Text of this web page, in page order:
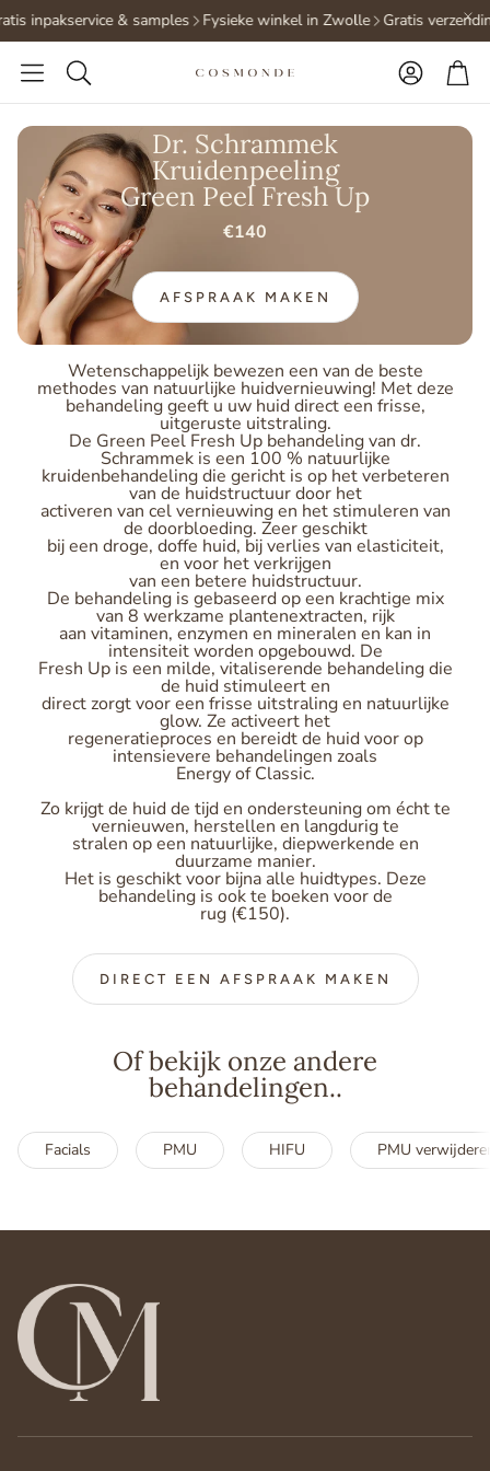
inpakservice & samples Fysieke winkel in Zwolle Gratis
Zoeken
Dr. Schrammek
Kruidenpeeling
Green Peel Fresh Up
€140
AFSPRAAK MAKEN
Wetenschappelijk bewezen een van de beste
methodes van natuurlijke huidvernieuwing! Met deze
behandeling geeft u uw huid direct een frisse,
uitgeruste uitstraling.
De Green Peel Fresh Up behandeling van dr.
Schrammek is een 100 % natuurlijke
kruidenbehandeling die gericht is op het verbeteren
van de huidstructuur door het
activeren van cel vernieuwing en het stimuleren van
de doorbloeding. Zeer geschikt
bij een droge, doffe huid, bij verlies van elasticiteit,
en voor het verkrijgen
van een betere huidstructuur.
De behandeling is gebaseerd op een krachtige mix
van 8 werkzame plantenextracten, rijk
aan vitaminen, enzymen en mineralen en kan in
intensiteit worden opgebouwd. De
Fresh Up is een milde, vitaliserende behandeling die
de huid stimuleert en
direct zorgt voor een frisse uitstraling en natuurlijke
glow. Ze activeert het
regeneratieproces en bereidt de huid voor op
intensievere behandelingen zoals
Energy of Classic.
Zo krijgt de huid de tijd en ondersteuning om écht te
vernieuwen, herstellen en langdurig te
stralen op een natuurlijke, diepwerkende en
duurzame manier.
Het is geschikt voor bijna alle huidtypes. Deze
behandeling is ook te boeken voor de
rug (€150).
DIRECT EEN AFSPRAAK MAKEN
Of bekijk onze andere
behandelingen..
Facials PMU HIFU PMU